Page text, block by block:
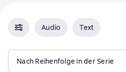
Audio Text
Nach Reihenfolge in der Serie